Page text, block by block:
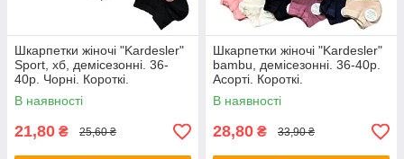
Шкарпетки жіночі "Kardesler"
Sport, хб, демісезонні. 36-
40р. Чорні. Короткі.
В наявності
21,80 ₴ 25,60 ₴
Шкарпетки жіночі "Kardesler"
bambu, демісезонні. 36-40р.
Асорті. Короткі.
В наявності
28,80 ₴ 33,90 ₴